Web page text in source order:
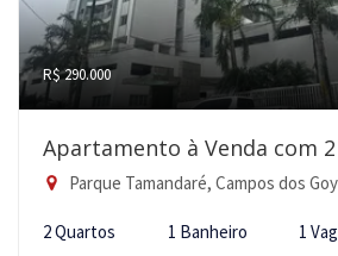
R$ 290.000
Apartamento à Venda com
Parque Tamandaré, Campos dos
2 Quartos 1 Banheiro 1